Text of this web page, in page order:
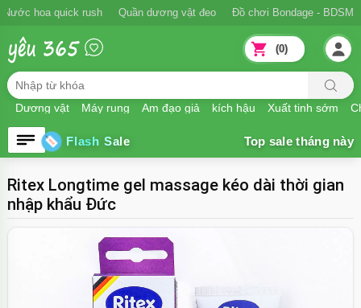
Nước hoa quick rush Quần dương vật đeo Đồ chơi Bondage - BDSM
Dương vật Máy rung Âm đạo giả kích hậu Xuất tinh sớm
(0)
Flash Sale
Ritex Longtime gel massage kéo dài thời gian
nhập khẩu Đức